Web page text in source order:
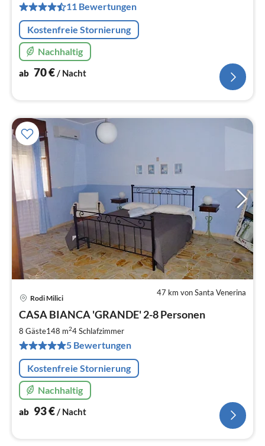
11 Bewertungen
Kostenfreie Stornierung
Nachhaltig
ab 70€/ Nacht
47 km von Santa Venerina
Rodi Milici
CASA BIANCA 'GRANDE' 2-8 Personen
8 Gäste148 m24Schlafzimmer
5 Bewertungen
Kostenfreie Stornierung
Nachhaltig
ab 93€/ Nacht